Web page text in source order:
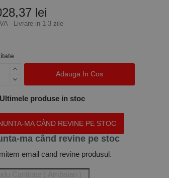
lei
Livrare in 1-3 zile
Adauga In Cos
Ultimele produse in stoc
MA CÂND REVINE PE STOC
ma când revine pe stoc
email cand revine produsul.